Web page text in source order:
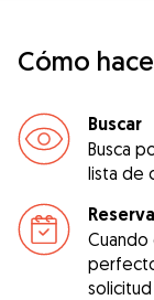
Cómo
Buscar
Busca
lista de
Cuando